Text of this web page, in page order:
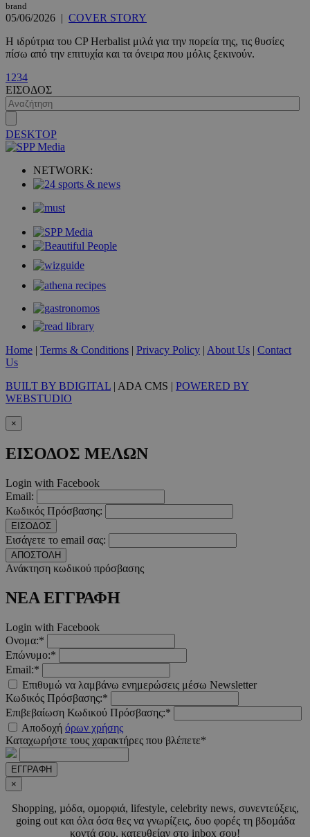
brand
05/06/2026 | COVER STORY
Η ιδρύτρια του CP Herbalist μιλά για την πορεία της, τις θυσίες
πίσω από την επιτυχία και τα όνειρα που μόλις ξεκινούν.
1 234
ΕΙΣΟΔΟΣ
DESKTOP
NETWORK:
Home | Terms & Conditions | Privacy Policy | About Us | Contact
Us
BUILT BY BDIGITAL | ADA CMS | POWERED BY
WEBSTUDIO
×
ΕΙΣΟΔΟΣ ΜΕΛΩΝ
Login with Facebook
Email:
Κωδικός Πρόσβασης:
ΕΙΣΟΔΟΣ
Εισάγετε το email σας:
ΑΠΟΣΤΟΛΗ
Ανάκτηση κωδικού πρόσβασης
ΝΕΑ ΕΓΓΡΑΦΗ
Login with Facebook
Ονομα:*
Επώνυμο:*
Email:*
Επιθυμώ να λαμβάνω ενημερώσεις μέσω Newsletter
Κωδικός Πρόσβασης:*
Επιβεβαίωση Κωδικού Πρόσβασης:*
Αποδοχή όρων χρήσης
Καταχωρήστε τους χαρακτήρες που βλέπετε*
ΕΓΓΡΑΦΗ
×
Shopping, µόδα, οµορφιά, lifestyle, celebrity news, συνεντεύξεις,
going out και όλα όσα θες να γνωρίζεις, δυο φορές τη βδοµάδα
κοντά σου, κατευθείαν στο inbox σου!
VISITOR_PRIVACY_METADATA
YouTube
AdSphere-GDPR
sphere.eu
Ονοματεπώνυμο
περιόδου
σύνδεσης.
Ονοματεπώνυμο
ttwid
.tiktok.com
11 μήνες 4
εβδομάδες
Ονοματεπώνυμο
Προμηθευτής
Λήξη
__cf_bm
Cloudflare
είναι
για τον
ιστότοπο,
Ονοματεπώνυμο
/Πεδίο
Λήξη Περιγραφή
__Secure-
ROLLOUT_TOKEN
.youtube.com